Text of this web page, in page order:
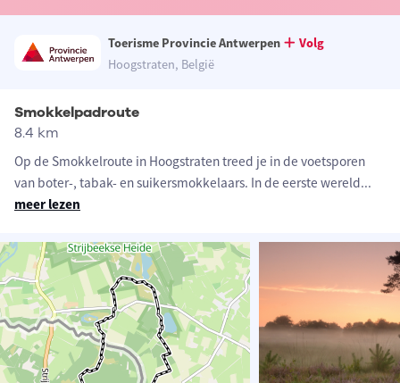
Toerisme Provincie Antwerpen
Volg
Hoogstraten, België
Smokkelpadroute
8.4 km
Op de Smokkelroute in Hoogstraten treed je in de voetsporen
van boter-, tabak- en suikersmokkelaars. In de eerste wereld...
meer lezen